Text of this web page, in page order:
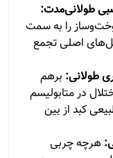
طولانی‌مدت:
را به سمت
اصلی تجمع
طولانی: برهم
در متابولیسم
کبد از بین
هرچه چربی